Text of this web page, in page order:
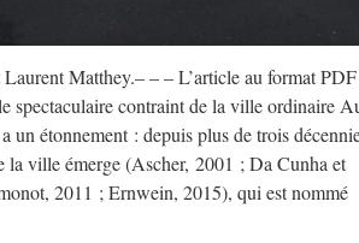
Matthey.– – – L’article au format PDF
spectaculaire contraint de la ville ordinaire
un étonnement : depuis plus de trois
la ville émerge (Ascher, 2001 ; Da Cunha et
2011 ; Ernwein, 2015), qui est nommé